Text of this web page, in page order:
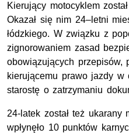
Kierujący motocyklem
Okazał się nim 24–letni
łódzkiego. W związku z
zignorowaniem zasad
obowiązujących przepisów,
kierującemu prawo jazdy
starostę o zatrzymaniu
24-latek został też
wpłynęło 10 punktów